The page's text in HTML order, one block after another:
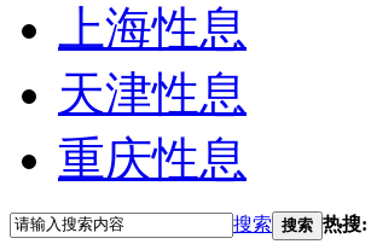
上海性息
天津性息
重庆性息
搜索 搜索 热搜: